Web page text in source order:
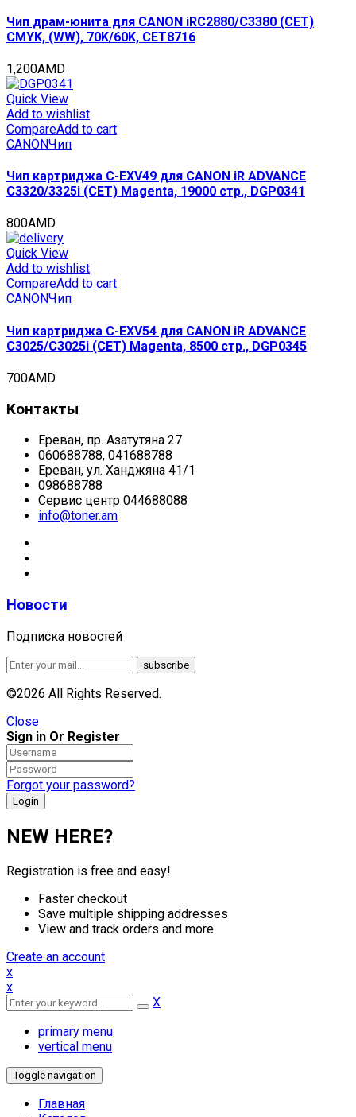
Чип драм-юнита для CANON iRC2880/C3380 (CET)
CMYK, (WW), 70K/60K, CET8716
1,200AMD
Quick View
Add to wishlist
CompareAdd to cart
CANONЧип
Чип картриджа C-EXV49 для CANON iR ADVANCE
C3320/3325i (CET) Magenta, 19000 стр., DGP0341
800AMD
Quick View
Add to wishlist
CompareAdd to cart
CANONЧип
Чип картриджа C-EXV54 для CANON iR ADVANCE
C3025/C3025i (CET) Magenta, 8500 стр., DGP0345
700AMD
Контакты
Ереван, пр. Азатутяна 27
060688788, 041688788
Ереван, ул. Ханджяна 41/1
098688788
Сервис центр 044688088
info@toner.am
Новости
Подписка новостей
©2026 All Rights Reserved.
Close
Sign in Or Register
Forgot your password?
NEW HERE?
Registration is free and easy!
Faster checkout
Save multiple shipping addresses
View and track orders and more
Create an account
x
x
X
primary menu
vertical menu
Toggle navigation
Главная